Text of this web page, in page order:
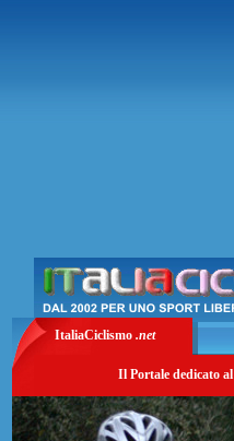
ItaliaCiclismo .net
Il Portale dedicato